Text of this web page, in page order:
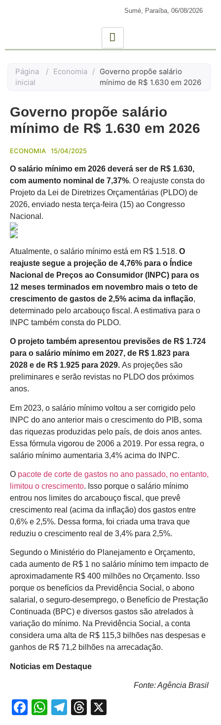
Sumé, Paraíba, 06/08/2026
Página
inicial
/ Economia / Governo propõe salário
mínimo de R$ 1.630 em 2026
Governo propõe salário
mínimo de R$ 1.630 em 2026
ECONOMIA 15/04/2025
O salário mínimo em 2026 deverá ser de R$ 1.630,
com aumento nominal de 7,37%. O reajuste consta do
Projeto da Lei de Diretrizes Orçamentárias (PLDO) de
2026, enviado nesta terça-feira (15) ao Congresso
Nacional.
Atualmente, o salário mínimo está em R$ 1.518. O
reajuste segue a projeção de 4,76% para o Índice
Nacional de Preços ao Consumidor (INPC) para os
12 meses terminados em novembro mais o teto de
crescimento de gastos de 2,5% acima da inflação,
determinado pelo arcabouço fiscal. A estimativa para o
INPC também consta do PLDO.
O projeto também apresentou previsões de R$ 1.724
para o salário mínimo em 2027, de R$ 1.823 para
2028 e de R$ 1.925 para 2029. As projeções são
preliminares e serão revistas no PLDO dos próximos
anos.
Em 2023, o salário mínimo voltou a ser corrigido pelo
INPC do ano anterior mais o crescimento do PIB, soma
das riquezas produzidas pelo país, de dois anos antes.
Essa fórmula vigorou de 2006 a 2019. Por essa regra, o
salário mínimo aumentaria 3,4% acima do INPC.
O pacote de corte de gastos no ano passado, no entanto,
limitou o crescimento. Isso porque o salário mínimo
entrou nos limites do arcabouço fiscal, que prevê
crescimento real (acima da inflação) dos gastos entre
0,6% e 2,5%. Dessa forma, foi criada uma trava que
reduziu o crescimento real de 3,4% para 2,5%.
Segundo o Ministério do Planejamento e Orçamento,
cada aumento de R$ 1 no salário mínimo tem impacto de
aproximadamente R$ 400 milhões no Orçamento. Isso
porque os benefícios da Previdência Social, o abono
salarial, o seguro-desemprego, o Benefício de Prestação
Continuada (BPC) e diversos gastos são atrelados à
variação do mínimo. Na Previdência Social, a conta
considera uma alta de R$ 115,3 bilhões nas despesas e
ganhos de R$ 71,2 bilhões na arrecadação.
Noticias em Destaque
Fonte: Agência Brasil
Facebook
WhatsApp
Telegram
Threads